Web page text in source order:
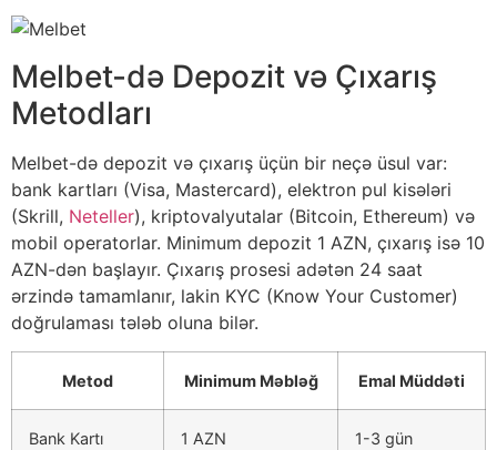
Melbet-də Depozit və Çıxarış
Metodları
Melbet-də depozit və çıxarış üçün bir neçə üsul var:
bank kartları (Visa, Mastercard), elektron pul kisələri
(Skrill, Neteller), kriptovalyutalar (Bitcoin, Ethereum) və
mobil operatorlar. Minimum depozit 1 AZN, çıxarış isə 10
AZN-dən başlayır. Çıxarış prosesi adətən 24 saat
ərzində tamamlanır, lakin KYC (Know Your Customer)
doğrulaması tələb oluna bilər.
Metod Minimum Məbləğ Emal Müddəti
Bank Kartı 1 AZN 1-3 gün